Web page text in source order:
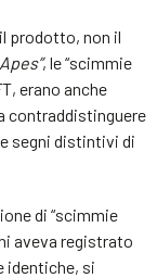
prodotto, non il
, le “scimmie
erano anche
contraddistinguere
segni distintivi di
di “scimmie
aveva registrato
identiche, si